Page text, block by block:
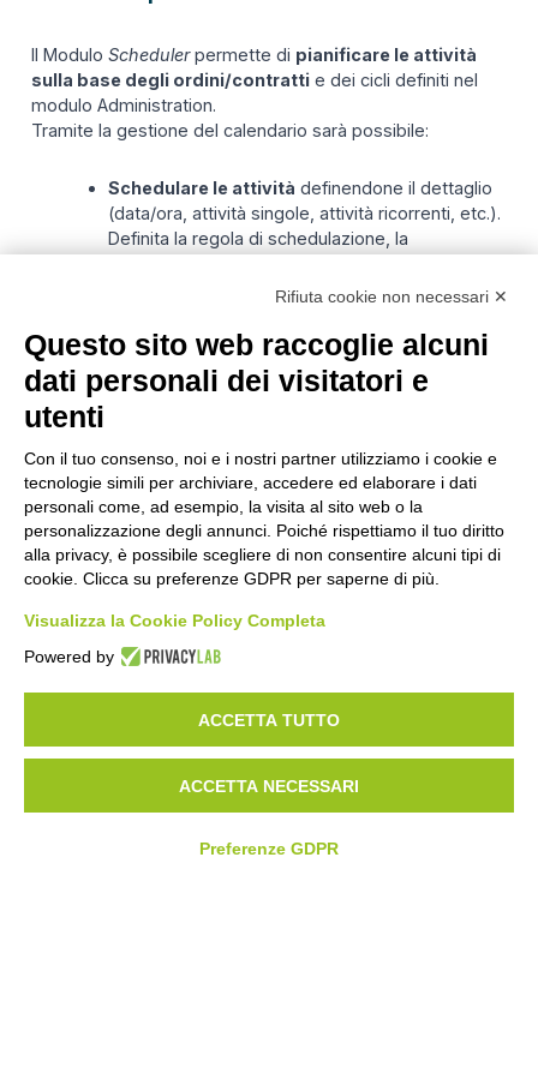
Il Modulo Schedulerpermette di pianificare le attività
sulla base degli ordini/contratti e dei cicli definiti nel
modulo Administration.
Tramite la gestione del calendario sarà possibile:
Schedulare le attività definendone il dettaglio
(data/ora, attività singole, attività ricorrenti, etc.).
Definita la regola di schedulazione, la
corso e futurecon possibilità di modificare o
eliminare le schedulazioni pianificate.
Definire uncalendario di festività in modo che
Modulo ESI|ZDS Operational
ESI|ZDS Operational: dettaglio fasi del ciclo di lavoro e
Rifiuta cookie non necessari ✕
Questo sito web raccoglie alcuni
dati personali dei visitatori e
utenti
Con il tuo consenso, noi e i nostri partner utilizziamo i cookie e
tecnologie simili per archiviare, accedere ed elaborare i dati
personali come, ad esempio, la visita al sito web o la
personalizzazione degli annunci. Poiché rispettiamo il tuo diritto
alla privacy, è possibile scegliere di non consentire alcuni tipi di
cookie. Clicca su preferenze GDPR per saperne di più.
Visualizza la Cookie Policy Completa
Powered by
ACCETTA TUTTO
ACCETTA NECESSARI
Preferenze GDPR